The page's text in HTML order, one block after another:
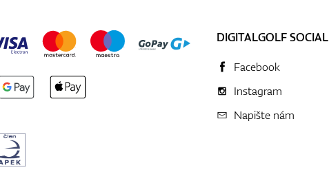
DIGITALGOLF SOCIAL
Facebook
Instagram
Napište nám